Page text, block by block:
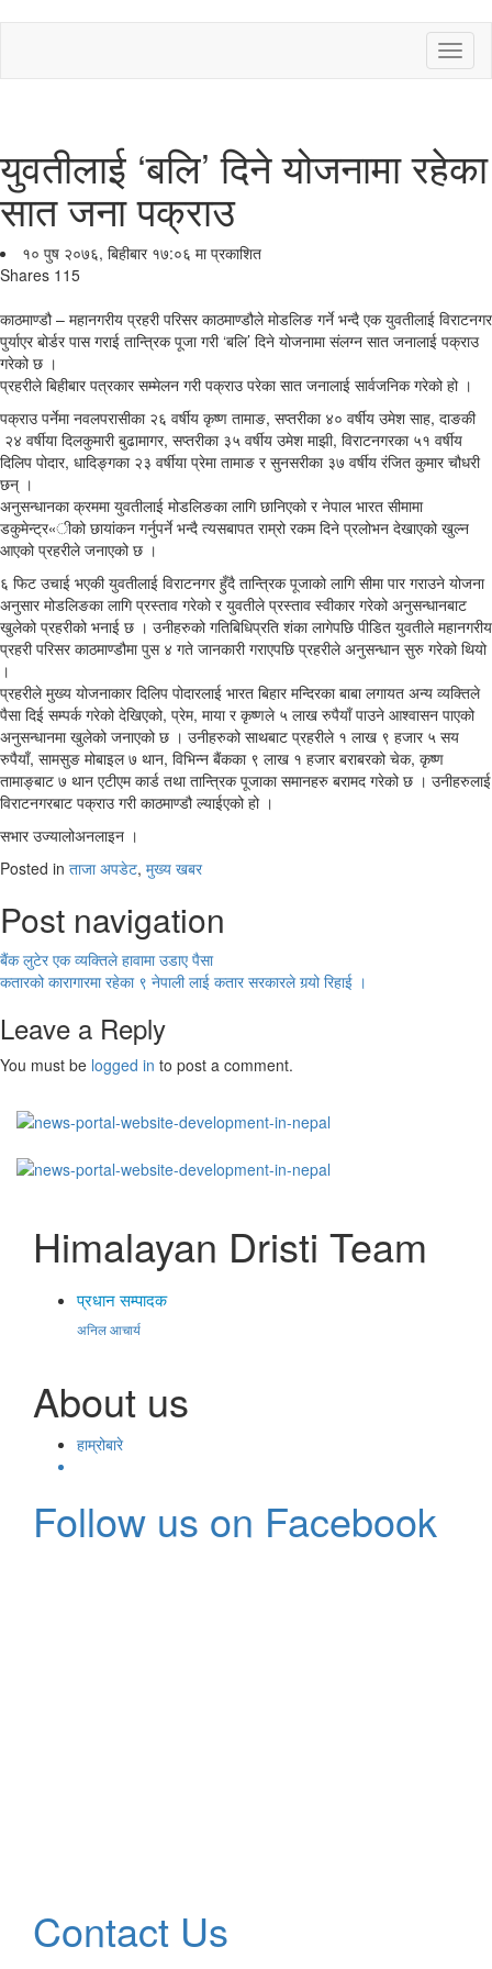
युवतीलाई ‘बलि’ दिने योजनामा रहेका
सात जना पक्राउ
१० पुष २०७६, बिहीबार १७:०६ मा प्रकाशित
Shares 115
काठमाण्डौ – महानगरीय प्रहरी परिसर काठमाण्डौले मोडलिङ गर्ने भन्दै एक युवतीलाई विराटनगर
पुर्याएर बोर्डर पास गराई तान्त्रिक पूजा गरी ‘बलि’ दिने योजनामा संलग्न सात जनालाई पक्राउ
गरेको छ ।
प्रहरीले बिहीबार पत्रकार सम्मेलन गरी पक्राउ परेका सात जनालाई सार्वजनिक गरेको हो ।
पक्राउ पर्नेमा नवलपरासीका २६ वर्षीय कृष्ण तामाङ, सप्तरीका ४० वर्षीय उमेश साह, दाङकी
२४ वर्षीया दिलकुमारी बुढामागर, सप्तरीका ३५ वर्षीय उमेश माझी, विराटनगरका ५१ वर्षीय
दिलिप पोदार, धादिङ्गका २३ वर्षीया प्रेमा तामाङ र सुनसरीका ३७ वर्षीय रंजित कुमार चौधरी
छन् ।
अनुसन्धानका क्रममा युवतीलाई मोडलिङका लागि छानिएको र नेपाल भारत सीमामा
डकुमेन्ट्र«ीको छायांकन गर्नुपर्ने भन्दै त्यसबापत राम्रो रकम दिने प्रलोभन देखाएको खुल्न
आएको प्रहरीले जनाएको छ ।
६ फिट उचाई भएकी युवतीलाई विराटनगर हुँदै तान्त्रिक पूजाको लागि सीमा पार गराउने योजना
अनुसार मोडलिङका लागि प्रस्ताव गरेको र युवतीले प्रस्ताव स्वीकार गरेको अनुसन्धानबाट
खुलेको प्रहरीको भनाई छ । उनीहरुको गतिबिधिप्रति शंका लागेपछि पीडित युवतीले महानगरीय
प्रहरी परिसर काठमाण्डौमा पुस ४ गते जानकारी गराएपछि प्रहरीले अनुसन्धान सुरु गरेको थियो
।
प्रहरीले मुख्य योजनाकार दिलिप पोदारलाई भारत बिहार मन्दिरका बाबा लगायत अन्य व्यक्तिले
पैसा दिई सम्पर्क गरेको देखिएको, प्रेम, माया र कृष्णले ५ लाख रुपैयाँ पाउने आश्वासन पाएको
अनुसन्धानमा खुलेको जनाएको छ । उनीहरुको साथबाट प्रहरीले १ लाख ९ हजार ५ सय
रुपैयाँ, सामसुङ मोबाइल ७ थान, विभिन्न बैंकका ९ लाख १ हजार बराबरको चेक, कृष्ण
तामाङ्बाट ७ थान एटीएम कार्ड तथा तान्त्रिक पूजाका समानहरु बरामद गरेको छ । उनीहरुलाई
विराटनगरबाट पक्राउ गरी काठमाण्डौ ल्याईएको हो ।
सभार उज्यालोअनलाइन ।
Posted in ताजा अपडेट, मुख्य खबर
Post navigation
बैंक लुटेर एक व्यक्तिले हावामा उडाए पैसा
कतारको कारागारमा रहेका ९ नेपाली लाई कतार सरकारले गर्‍यो रिहाई ।
Leave a Reply
You must be logged in to post a comment.
Himalayan Dristi Team
प्रधान सम्पादक
अनिल आचार्य
About us
हाम्रोबारे
Follow us on Facebook
Contact Us